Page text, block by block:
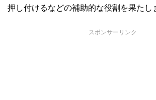
押し付けるなどの補助的な役割を果たし
スポンサーリンク